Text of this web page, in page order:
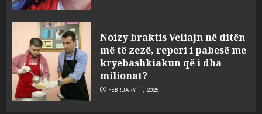
Noizy braktis Veliajn në ditën
më të zezë, reperi i pabesë me
kryebashkiakun që i dha
milionat?
FEBRUARY 11, 2025
3
sulmuan “One Albania”,
ngjarja u fsheh. A u vodhën
serverat?
MARCH 25, 2025